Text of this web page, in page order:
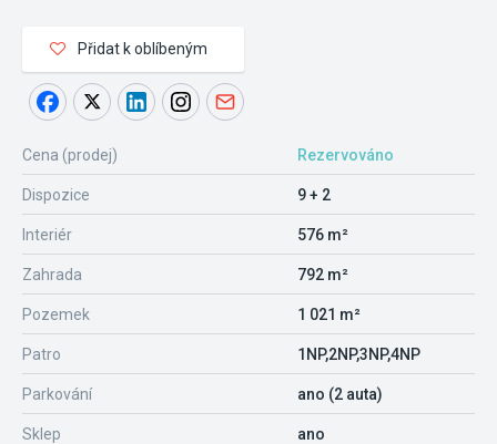
Přidat k oblíbeným
Cena (prodej) Rezervováno
Dispozice 9 + 2
Interiér 576 m²
Zahrada 792 m²
Pozemek 1 021 m²
Patro 1NP,2NP,3NP,4NP
Parkování ano (2 auta)
Sklep ano